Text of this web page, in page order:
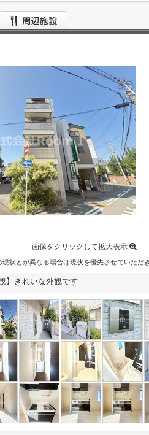
画像をクリックして拡大表示
状とが異なる場合は現状を優先させていただき
観】きれいな外観です